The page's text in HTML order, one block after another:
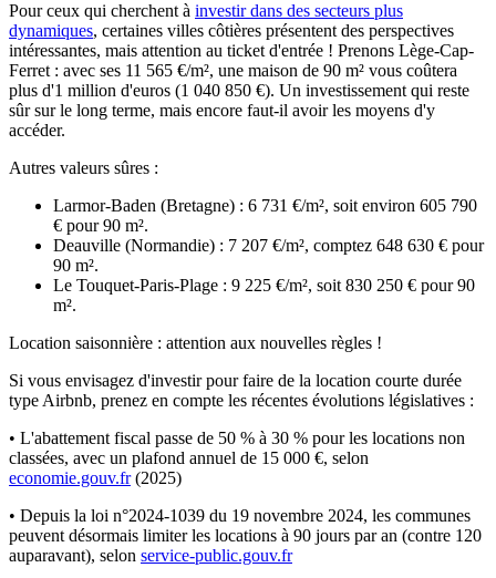
Pour ceux qui cherchent à investir dans des secteurs plus
dynamiques, certaines villes côtières présentent des perspectives
intéressantes, mais attention au ticket d'entrée ! Prenons Lège-Cap-
Ferret : avec ses 11 565 €/m², une maison de 90 m² vous coûtera
plus d'1 million d'euros (1 040 850 €). Un investissement qui reste
sûr sur le long terme, mais encore faut-il avoir les moyens d'y
accéder.
Autres valeurs sûres :
Larmor-Baden (Bretagne) : 6 731 €/m², soit environ 605 790
€ pour 90 m².
Deauville (Normandie) : 7 207 €/m², comptez 648 630 € pour
90 m².
Le Touquet-Paris-Plage : 9 225 €/m², soit 830 250 € pour 90
m².
Location saisonnière : attention aux nouvelles règles !
Si vous envisagez d'investir pour faire de la location courte durée
type Airbnb, prenez en compte les récentes évolutions législatives :
• L'abattement fiscal passe de 50 % à 30 % pour les locations non
classées, avec un plafond annuel de 15 000 €, selon
economie.gouv.fr(2025)
• Depuis la loi n°2024-1039 du 19 novembre 2024, les communes
peuvent désormais limiter les locations à 90 jours par an (contre 120
auparavant), selon service-public.gouv.fr